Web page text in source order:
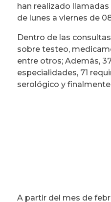
han realizado
de lunes a viernes de
Dentro de las
sobre testeo,
entre otros; Además,
especialidades, 71
serológico y
A partir del mes de